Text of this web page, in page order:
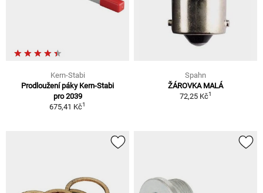
Kern-Stabi
Prodloužení páky Kern-Stabi
pro 2039
675,41 Kč1
Spahn
ŽÁROVKA MALÁ
72,25 Kč1